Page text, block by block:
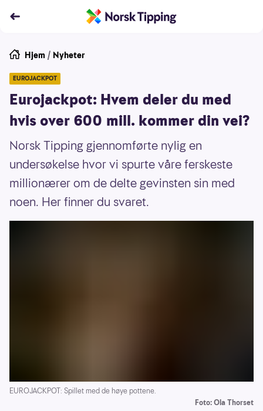
Hjem / Nyheter
EUROJACKPOT
Eurojackpot: Hvem deler du med
hvis over 600 mill. kommer din vei?
Norsk Tipping gjennomførte nylig en
undersøkelse hvor vi spurte våre ferskeste
millionærer om de delte gevinsten sin med
noen. Her finner du svaret.
EUROJACKPOT: Spillet med de høye pottene.
Foto: Ola Thorset